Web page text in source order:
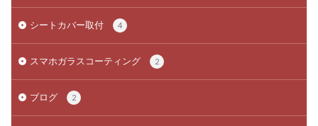
シートカバー取付 4
スマホガラスコーティング 2
ブログ 2